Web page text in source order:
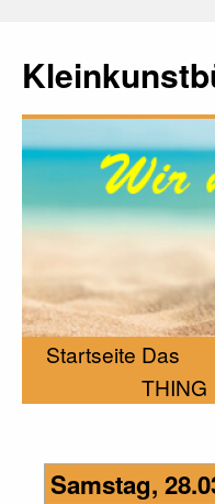
Startseite Das
THING
Samstag,